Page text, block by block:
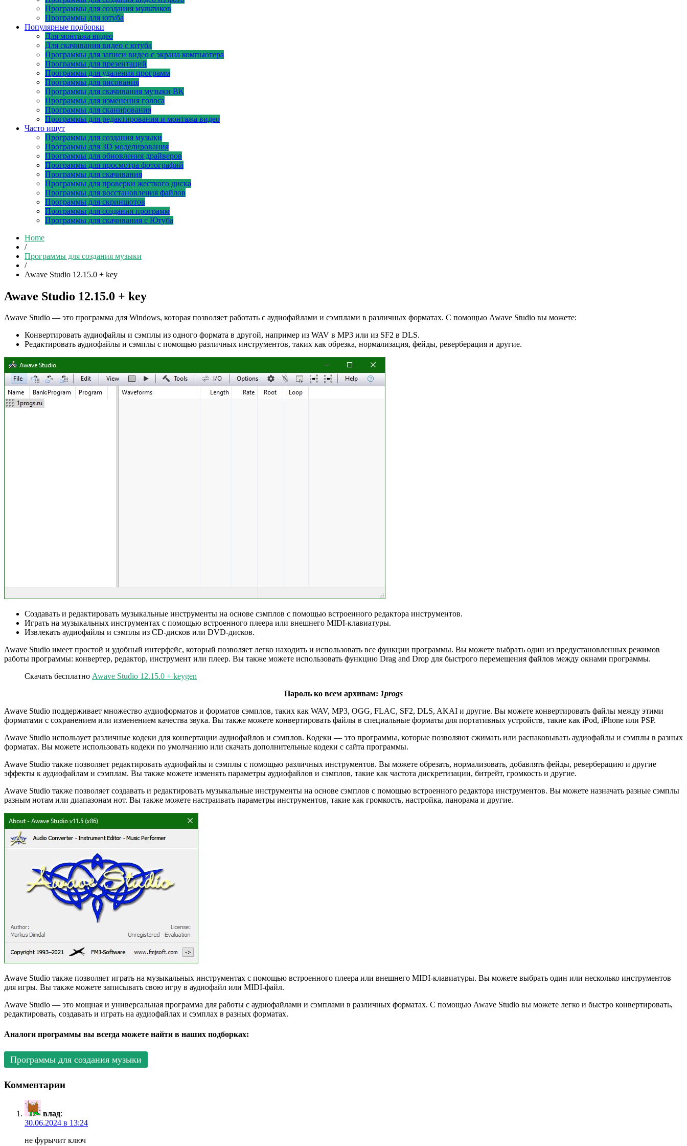
Программы для создания мультиков
Программы для ютуба
Популярные подборки
Для монтажа видео
Для скачивания видео с ютуба
Программы для записи видео с экрана компьютера
Программы для презентаций
Программы для удаления программ
Программы для рисования
Программы для скачивания музыки ВК
Программы для изменения голоса
Программы для сканирования
Программы для редактирования и монтажа видео
Часто ищут
Программы для создания музыки
Программы для 3D моделирования
Программы для обновления драйверов
Программы для просмотра фотографий
Программы для скачивания
Программы для проверки жесткого диска
Программы для восстановления файлов
Программы для скриншотов
Программы для создания программ
Программы для скачивания с Ютуба
Home
/
Программы для создания музыки
/
Awave Studio 12.15.0 + key
Awave Studio 12.15.0 + key
Awave Studio — это программа для Windows, которая позволяет работать с аудиофайлами и сэмплами в различных форматах. С помощью Awave Studio вы можете:
Конвертировать аудиофайлы и сэмплы из одного формата в другой, например из WAV в MP3 или из SF2 в DLS.
Редактировать аудиофайлы и сэмплы с помощью различных инструментов, таких как обрезка, нормализация, фейды, реверберация и другие.
Создавать и редактировать музыкальные инструменты на основе сэмплов с помощью встроенного редактора инструментов.
Играть на музыкальных инструментах с помощью встроенного плеера или внешнего MIDI-клавиатуры.
Извлекать аудиофайлы и сэмплы из CD-дисков или DVD-дисков.
Awave Studio имеет простой и удобный интерфейс, который позволяет легко находить и использовать все функции программы. Вы можете выбрать один из предустановленных режимов
работы программы: конвертер, редактор, инструмент или плеер. Вы также можете использовать функцию Drag and Drop для быстрого перемещения файлов между окнами программы.
Скачать бесплатно Awave Studio 12.15.0 + keygen
Пароль ко всем архивам: 1progs
Awave Studio поддерживает множество аудиоформатов и форматов сэмплов, таких как WAV, MP3, OGG, FLAC, SF2, DLS, AKAI и другие. Вы можете конвертировать файлы между этими
форматами с сохранением или изменением качества звука. Вы также можете конвертировать файлы в специальные форматы для портативных устройств, такие как iPod, iPhone или PSP.
Awave Studio использует различные кодеки для конвертации аудиофайлов и сэмплов. Кодеки — это программы, которые позволяют сжимать или распаковывать аудиофайлы и сэмплы в разных
форматах. Вы можете использовать кодеки по умолчанию или скачать дополнительные кодеки с сайта программы.
Awave Studio также позволяет редактировать аудиофайлы и сэмплы с помощью различных инструментов. Вы можете обрезать, нормализовать, добавлять фейды, реверберацию и другие
эффекты к аудиофайлам и сэмплам. Вы также можете изменять параметры аудиофайлов и сэмплов, такие как частота дискретизации, битрейт, громкость и другие.
Awave Studio также позволяет создавать и редактировать музыкальные инструменты на основе сэмплов с помощью встроенного редактора инструментов. Вы можете назначать разные сэмплы
разным нотам или диапазонам нот. Вы также можете настраивать параметры инструментов, такие как громкость, настройка, панорама и другие.
Awave Studio также позволяет играть на музыкальных инструментах с помощью встроенного плеера или внешнего MIDI-клавиатуры. Вы можете выбрать один или несколько инструментов
для игры. Вы также можете записывать свою игру в аудиофайл или MIDI-файл.
Awave Studio — это мощная и универсальная программа для работы с аудиофайлами и сэмплами в различных форматах. С помощью Awave Studio вы можете легко и быстро конвертировать,
редактировать, создавать и играть на аудиофайлах и сэмплах в разных форматах.
Аналоги программы вы всегда можете найти в наших подборках:
Программы для создания музыки
Комментарии
влад:
30.06.2024 в 13:24
не фурычит ключ